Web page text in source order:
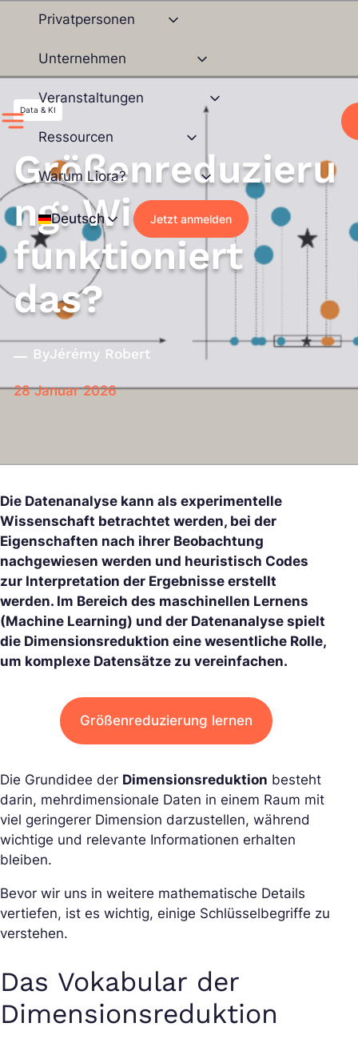
springen
Privatpersonen
Unternehmen
Veranstaltungen
Ressourcen
Warum Liora?
Deutsch Jetzt anmelden
Data & KI
Größenreduzieru
ng: Wie
funktioniert
das?
ByJérémy Robert
28 Januar 2026
Die Datenanalyse kann als experimentelle
Wissenschaft betrachtet werden, bei der
Eigenschaften nach ihrer Beobachtung
nachgewiesen werden und heuristisch Codes
zur Interpretation der Ergebnisse erstellt
werden. Im Bereich des maschinellen Lernens
(Machine Learning) und der Datenanalyse spielt
die Dimensionsreduktion eine wesentliche Rolle,
um komplexe Datensätze zu vereinfachen.
Größenreduzierung lernen
Die Grundidee der Dimensionsreduktion besteht
darin, mehrdimensionale Daten in einem Raum mit
viel geringerer Dimension darzustellen, während
wichtige und relevante Informationen erhalten
bleiben.
Bevor wir uns in weitere mathematische Details
vertiefen, ist es wichtig, einige Schlüsselbegriffe zu
verstehen.
Das Vokabular der
Dimensionsreduktion